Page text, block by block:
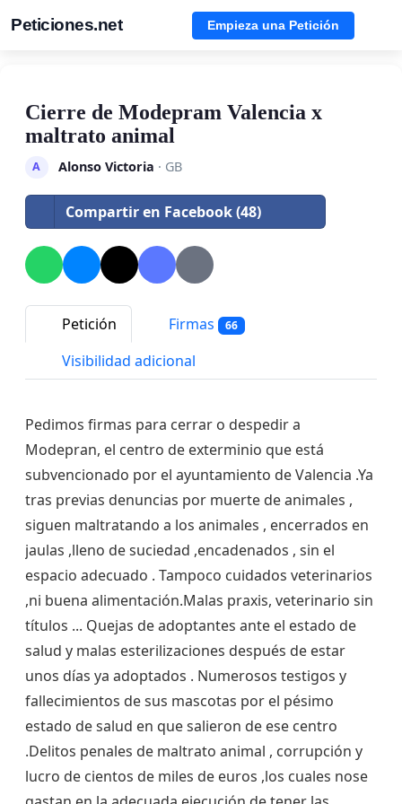
Peticiones.net Empieza una Petición
Cierre de Modepram Valencia x
maltrato animal
A Alonso Victoria · GB
Compartir en Facebook (48)
Petición Firmas 66
Visibilidad adicional
Pedimos firmas para cerrar o despedir a
Modepran, el centro de exterminio que está
subvencionado por el ayuntamiento de Valencia .Ya
tras previas denuncias por muerte de animales ,
siguen maltratando a los animales , encerrados en
jaulas ,lleno de suciedad ,encadenados , sin el
espacio adecuado . Tampoco cuidados veterinarios
,ni buena alimentación.Malas praxis, veterinario sin
títulos ... Quejas de adoptantes ante el estado de
salud y malas esterilizaciones después de estar
unos días ya adoptados . Numerosos testigos y
fallecimientos de sus mascotas por el pésimo
estado de salud en que salieron de ese centro
.Delitos penales de maltrato animal , corrupción y
lucro de cientos de miles de euros ,los cuales nose